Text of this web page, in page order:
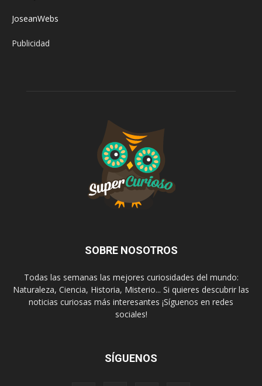
JoseanWebs
Publicidad
SOBRE NOSOTROS
Todas las semanas las mejores curiosidades del mundo:
Naturaleza, Ciencia, Historia, Misterio... Si quieres descubrir las
noticias curiosas más interesantes ¡Síguenos en redes
sociales!
SÍGUENOS